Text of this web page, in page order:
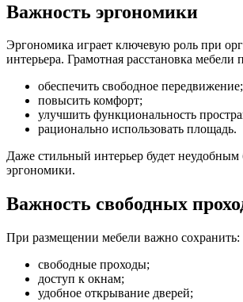
Важность эргономики
Эргономика играет ключевую роль при
интерьера. Грамотная расстановка мебели
обеспечить свободное передвижение;
повысить комфорт;
улучшить функциональность
рационально использовать площадь.
Даже стильный интерьер будет неудобным
эргономики.
Важность свободных
При размещении мебели важно сохранить:
свободные проходы;
доступ к окнам;
удобное открывание дверей;